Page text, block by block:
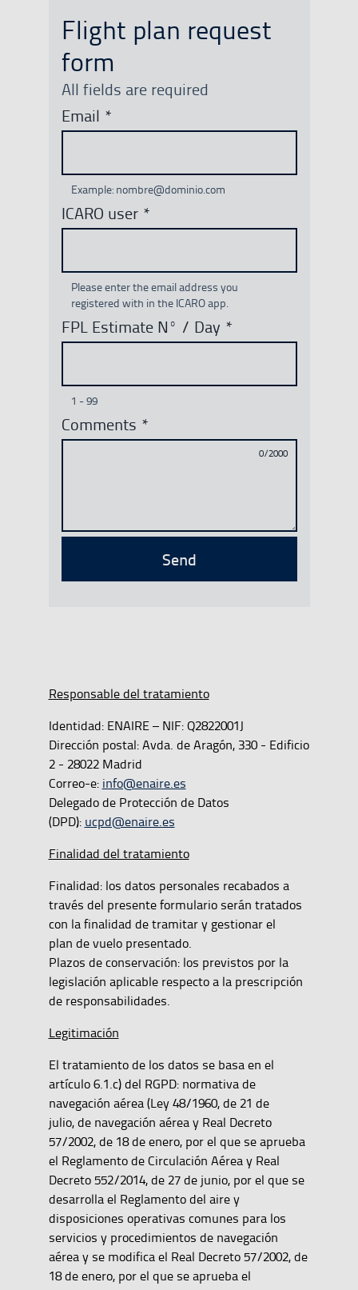
Flight plan request
form
All fields are required
Email *
Example: nombre@dominio.com
ICARO user *
Please enter the email address you
registered with in the ICARO app.
FPL Estimate Nº / Day *
1 - 99
Comments *
0/2000
Send
Responsable del tratamiento
Identidad: ENAIRE – NIF: Q2822001J
Dirección postal: Avda. de Aragón, 330 - Edificio
2 - 28022 Madrid
Correo-e: info@enaire.es
Delegado de Protección de Datos
(DPD): ucpd@enaire.es
Finalidad del tratamiento
Finalidad: los datos personales recabados a
través del presente formulario serán tratados
con la finalidad de tramitar y gestionar el
plan de vuelo presentado.
Plazos de conservación: los previstos por la
legislación aplicable respecto a la prescripción
de responsabilidades.
Legitimación
El tratamiento de los datos se basa en el
artículo 6.1.c) del RGPD: normativa de
navegación aérea (Ley 48/1960, de 21 de
julio, de navegación aérea y Real Decreto
57/2002, de 18 de enero, por el que se aprueba
el Reglamento de Circulación Aérea y Real
Decreto 552/2014, de 27 de junio, por el que se
desarrolla el Reglamento del aire y
disposiciones operativas comunes para los
servicios y procedimientos de navegación
aérea y se modifica el Real Decreto 57/2002, de
18 de enero, por el que se aprueba el